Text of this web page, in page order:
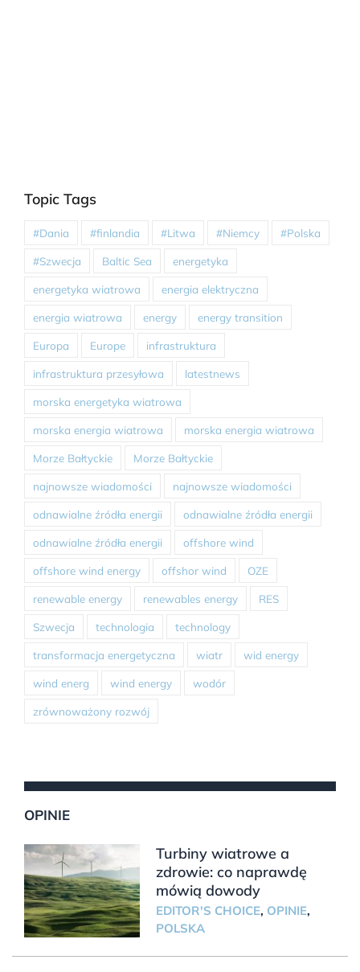
Topic Tags
#Dania #finlandia #Litwa #Niemcy #Polska
#Szwecja Baltic Sea energetyka
energetyka wiatrowa energia elektryczna
energia wiatrowa energy energy transition
Europa Europe infrastruktura
infrastruktura przesyłowa latestnews
morska energetyka wiatrowa
morska energia wiatrowa morska energia wiatrowa
Morze Bałtyckie Morze Bałtyckie
najnowsze wiadomości najnowsze wiadomości
odnawialne źródła energii odnawialne źródła energii
odnawialne źródła energii offshore wind
offshore wind energy offshor wind OZE
renewable energy renewables energy RES
Szwecja technologia technology
transformacja energetyczna wiatr wid energy
wind energ wind energy wodór
zrównoważony rozwój
OPINIE
Turbiny wiatrowe a
zdrowie: co naprawdę
mówią dowody
EDITOR'S CHOICE, OPINIE,
POLSKA